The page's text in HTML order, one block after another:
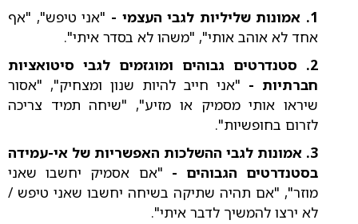
1. אמונות שליליות לגבי העצמי -
"אני טיפש", "אף
אחד לא אוהב אותי", "משהו לא בסדר איתי".
2. סטנדרטים גבוהים ומוגזמים לגבי סיטואציות
חברתיות - "אני חייב להיות שנון ומצחיק", "אסור
שיראו אותי מסמיק או מזיע", "שיחה תמיד צריכה
לזרום בחופשיות".
3. אמונות לגבי ההשלכות האפשריות של אי-עמידה
בסטנדרטים הגבוהים - "אם אסמיק יחשבו שאני
מוזר", "אם תהיה שתיקה בשיחה יחשבו שאני טיפש /
לא ירצו להמשיך לדבר איתי".